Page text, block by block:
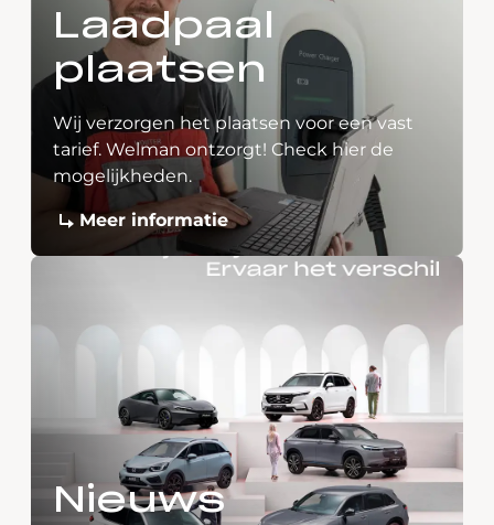
Laadpaal
plaatsen
Wij verzorgen het plaatsen voor een vast
tarief. Welman ontzorgt! Check hier de
mogelijkheden.
Meer informatie
Nieuws